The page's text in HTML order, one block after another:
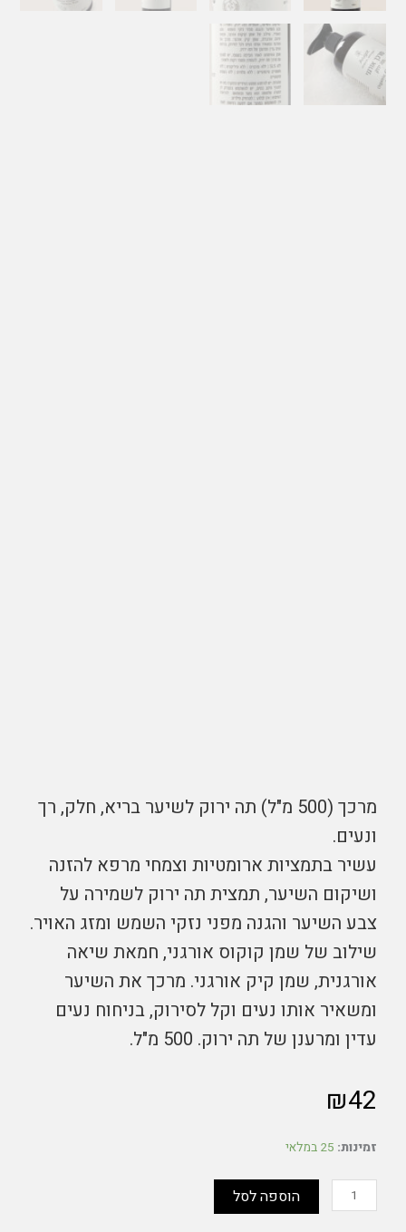
מרכך (500 מ"ל) תה ירוק לשיער בריא, חלק, רך
ונעים.
עשיר בתמציות ארומטיות וצמחי מרפא להזנה
ושיקום השיער, תמצית תה ירוק לשמירה על
צבע השיער והגנה מפני נזקי השמש ומזג האויר.
שילוב של שמן קוקוס אורגני, חמאת שיאה
אורגנית, שמן קיק אורגני. מרכך את השיער
ומשאיר אותו נעים וקל לסירוק, בניחוח נעים
עדין ומרענן של תה ירוק. 500 מ"ל.
₪42
זמינות: 25 במלאי
של
מרכך
אורגני
הוספה לסל